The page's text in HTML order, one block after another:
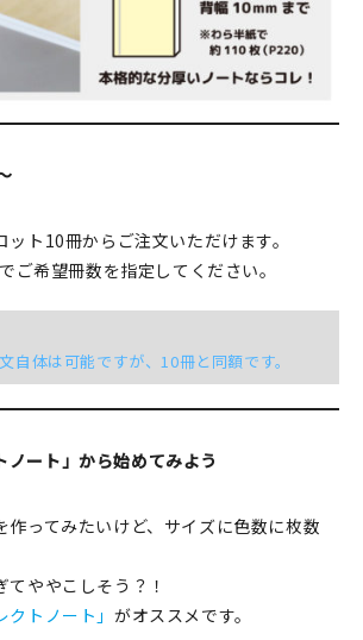
ット10冊からご注文いただけます。
ご希望冊数を指定してください。
自体は可能ですが、10冊と同額です。
ノート」から始めてみよう
作ってみたいけど、サイズに色数に枚数
ややこしそう？！
クトノート」がオススメです。